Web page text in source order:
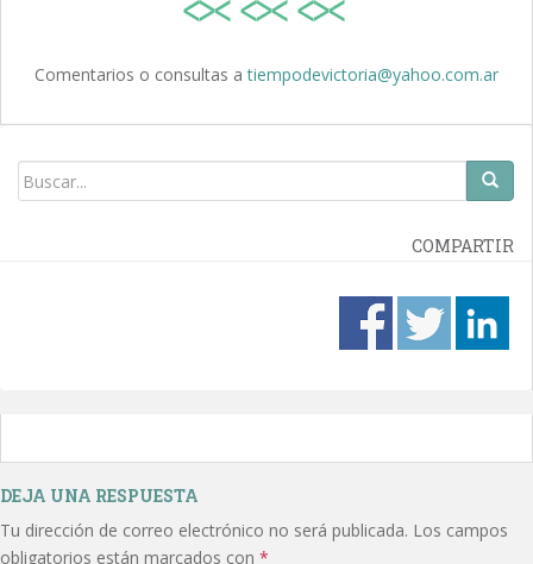
Comentarios o consultas atiempodevictoria@yahoo.com.ar
COMPARTIR
DEJA UNA RESPUESTA
Tu dirección de correo electrónico no será publicada. Los campos
obligatorios están marcados con *